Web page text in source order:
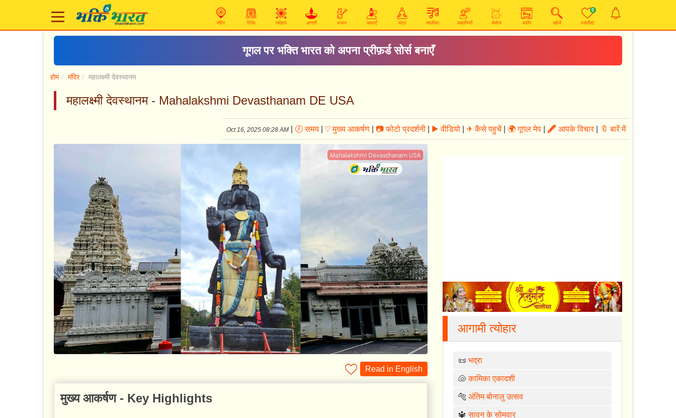
मंदिर तिथि त्योहार आरती भजन कथाएँ मंत्र चालीसा कहानियाँ मेसेज ब्लॉग खोजें
0
पसंदीदा
हनुमान चालीसा
होम मंदिर महालक्ष्मी देवस्थानम
महालक्ष्मी देवस्थानम - Mahalakshmi Devasthanam DE USA
Oct 16, 2025 08:28 AM 🕖 समय ♡ मुख्य आकर्षण 📷 फोटो प्रदर्शनी ▶ वीडियो ✈ कैसे पहुचें 🌍 गूगल मेप 🖋 आपके विचार| 🔖 बारें में
Read in English
मुख्य आकर्षण - Key Highlights
आगामी त्योहार
📜भद्रा
🐚कामिका एकादशी
🐅अंतिम बोनालु उत्सव
🔱सावन के सोमवार